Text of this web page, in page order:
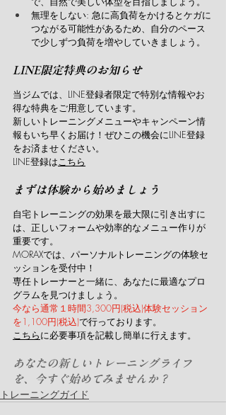
無理をしない: 急に高負荷をかけるとケガに
つながる可能性があるため、自分のペース
で少しずつ負荷を増やしていきましょう。
LINE限定特典のお知らせ
当ジムでは、LINE登録者限定で特別な情報やお
得な特典をご用意しています。
新しいトレーニングメニューやキャンペーン情
報もいち早くお届け！ぜひこの機会にLINE登録
をお済ませください。
LINE登録はこちら
まずは体験から始めましょう
自宅トレーニングの効果を最大限に引き出すに
は、正しいフォームや効率的なメニュー作りが
重要です。
MORAXでは、パーソナルトレーニングの体験セ
ッションを受付中！
専任トレーナーと一緒に、あなたに最適なプロ
グラムを見つけましょう。
今なら通常１時間3,300円(税込)体験セッション
を1,100円(税込)で行っております。
こちらに必要事項を記載し簡単に行えます。
あなたの新しいトレーニングライフ
を、今すぐ始めてみませんか？
トレーニングガイド